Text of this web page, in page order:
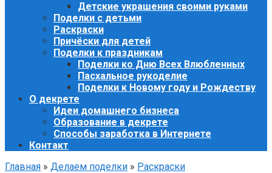
Детские украшения своими руками
Поделки с детьми
Раскраски
Причёски для детей
Поделки к праздникам
Поделки ко Дню Всех Влюбленных
Пасхальное рукоделие
Поделки к Новому году и Рождеству
О декрете
Идеи домашнего бизнеса
Образование в декрете
Способы заработка в Интернете
Контакт
Главная » Делаем поделки » Раскраски